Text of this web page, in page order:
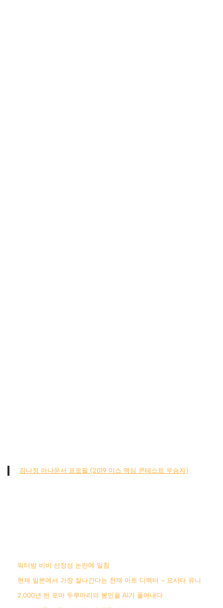
김나정 아나운서 프로필 (2019 미스 맥심 콘테스트 우승자)
워터밤 비비 선정성 논란에 일침
현재 일본에서 가장 잘나간다는 천재 아트 디렉터 – 요시다 유니
2,000년 된 로마 두루마리의 봉인을 AI가 풀어내다